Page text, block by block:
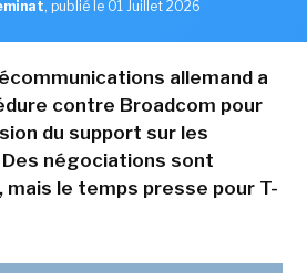
, publié le 01 Juillet 2026
allemand a
contre Broadcom pour
du support sur les
négociations sont
le temps presse pour T-